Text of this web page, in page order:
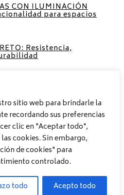
sitio web para brindarle la
recordando sus preferencias
clic en "Aceptar todo",
cookies. Sin embargo,
de cookies" para
controlado.
todo Acepto todo
CON ILUMINACIÓN
para espacios
Resistencia,
EXTERIORES: Diseño,
para tu hogar
PEQUEÑOS:
cada espacio
su casa